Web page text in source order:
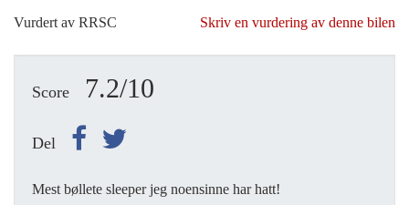
Vurdert av RRSC Skriv en vurdering av denne bilen
Score 7.2/10
Del
Mest bøllete sleeper jeg noensinne har hatt!